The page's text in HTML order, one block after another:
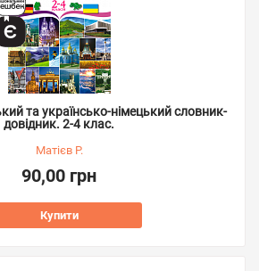
та українсько-німецький словник-
довідник. 2-4 клас.
Матієв Р.
90,00 грн
Купити